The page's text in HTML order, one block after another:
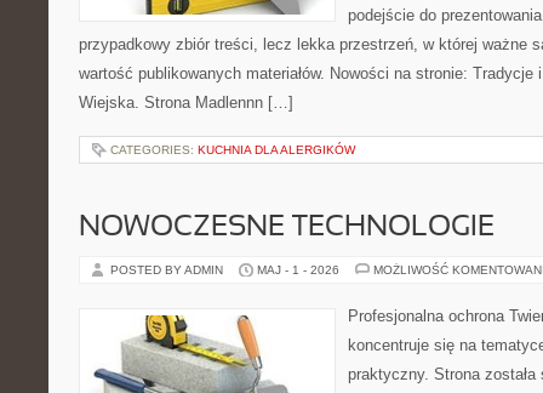
podejście do
przypadkowy zbiór treści, lecz lekka przestrzeń, w której ważne
wartość publikowanych materiałów. Nowości na stronie: Tradycje
Wiejska. Strona Madlennn […]
CATEGORIES: KUCHNIA DLA ALERGIKÓW
NOWOCZESNE TECHNOLOGIE
POSTED BY ADMIN MAJ - 1 - 2026 MOŻLIWOŚĆ
Profesjonalna ochrona
koncentruje się na
praktyczny. Strona